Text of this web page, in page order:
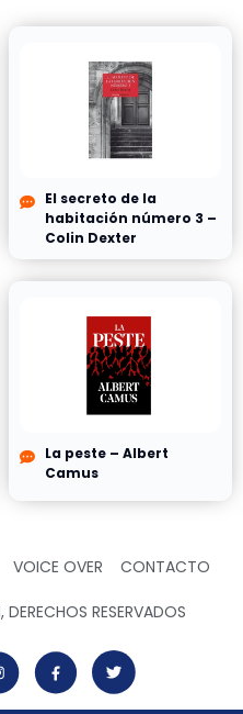
El secreto de la
habitación número 3 –
Colin Dexter
La peste – Albert
Camus
VOICE OVER CONTACTO
RESERVADOS